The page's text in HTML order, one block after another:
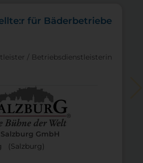
GmbH
(Salzburg)
für Bäderbetriebe
/ Betriebsdienstleisterin